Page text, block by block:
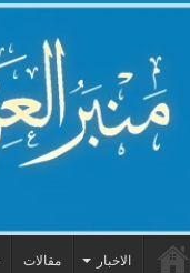
الاخبار مقالات